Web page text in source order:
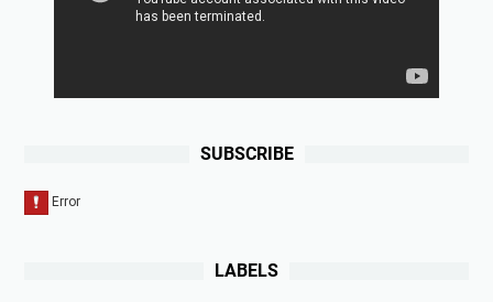
SUBSCRIBE
LABELS